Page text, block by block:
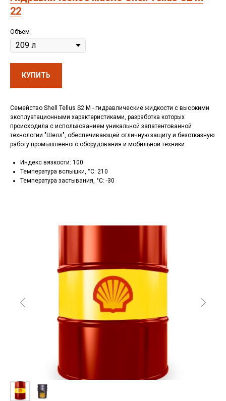
22
Объем
КУПИТЬ
Семейство Shell Tellus S2 M - гидравлические жидкости с высокими
эксплуатационными характеристиками, разработка которых
происходила с использованием уникальной запатентованной
технологии "Шелл", обеспечивающей отличную защиту и безотказную
работу промышленного оборудования и мобильной техники.
Индекс вязкости: 100
Температура вспышки, °C: 210
Температура застывания, °C: -30